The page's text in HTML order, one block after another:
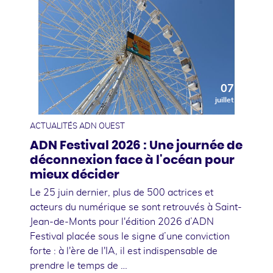
07
juillet
ACTUALITÉS ADN OUEST
ADN Festival 2026 : Une journée de
déconnexion face à l'océan pour
mieux décider
Le 25 juin dernier, plus de 500 actrices et
acteurs du numérique se sont retrouvés à Saint-
Jean-de-Monts pour l'édition 2026 d’ADN
Festival placée sous le signe d’une conviction
forte : à l'ère de l'IA, il est indispensable de
prendre le temps de …